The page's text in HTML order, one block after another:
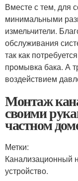
Вместе с тем, для
минимальными
измельчители.
обслуживания
так как
промывка бака. А
воздействием
Монтаж
своими
частном
Метки:
Канализационный
устройство.